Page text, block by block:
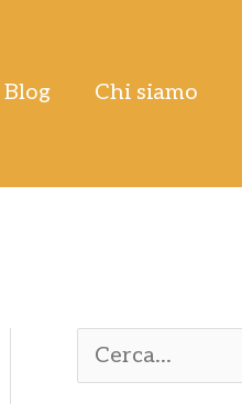
Blog Chi siamo